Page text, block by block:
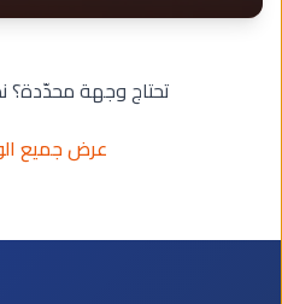
تحتاج وجهة محدّدة؟
عرض جميع